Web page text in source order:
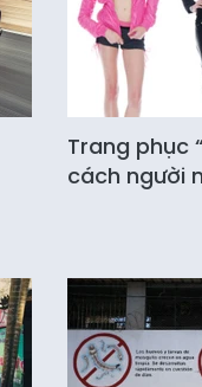
Trang phục
cách người